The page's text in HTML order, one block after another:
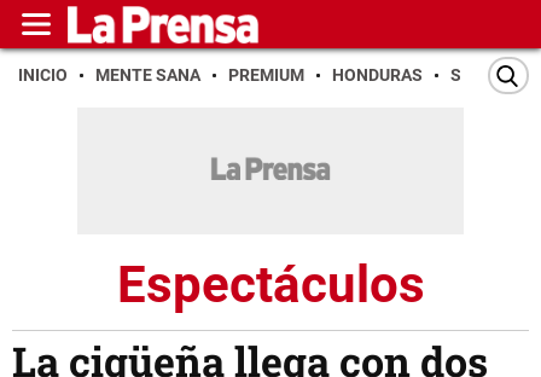
INICIO MENTE SANA PREMIUM HONDURAS SAN PEDRO
Espectáculos
La cigüeña llega con dos